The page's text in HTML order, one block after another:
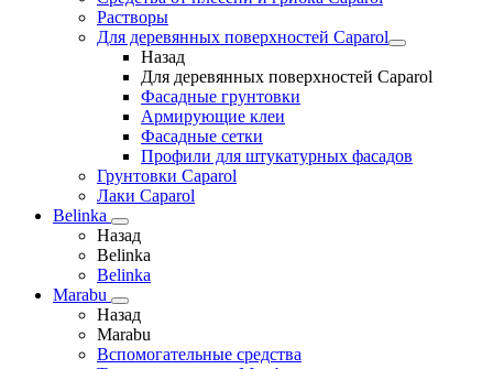
Растворы
Для деревянных поверхностей Caparol
Назад
Для деревянных поверхностей Caparol
Фасадные грунтовки
Армирующие клеи
Фасадные сетки
Профили для штукатурных фасадов
Грунтовки Caparol
Лаки Caparol
Belinka
Назад
Belinka
Belinka
Marabu
Назад
Marabu
Вспомогательные средства